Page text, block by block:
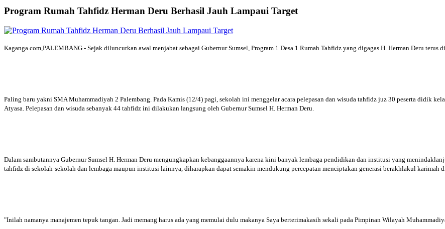
Program Rumah Tahfidz Herman Deru Berhasil Jauh Lampaui Target
Kaganga.com,PALEMBANG - Sejak diluncurkan awal menjabat sebagai Gubernur Sumsel, Program 1 Desa 1 Rumah Tahfidz yang digagas H. Herman Deru
Paling baru yakni SMA Muhammadiyah 2 Palembang. Pada Kamis (12/4) pagi, sekolah ini menggelar acara pelepasan dan wisuda tahfidz juz 30 peserta didik
Atyasa. Pelepasan dan wisuda sebanyak 44 tahfidz ini dilakukan langsung oleh Gubernur Sumsel H. Herman Deru.
Dalam sambutannya Gubernur Sumsel H. Herman Deru mengungkapkan kebanggaannya karena kini banyak lembaga pendidikan dan institusi yang
tahfidz di sekolah-sekolah dan lembaga maupun institusi lainnya, diharapkan dapat semakin mendukung percepatan menciptakan generasi berakhlakul karimah
"Inilah namanya manajemen tepuk tangan. Jadi memang harus ada yang memulai dulu makanya Saya berterimakasih sekali pada Pimpinan Wilayah